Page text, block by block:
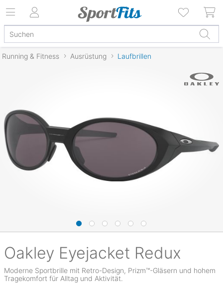
Running & Fitness Ausrüstung Laufbrillen
Oakley Eyejacket Redux
Moderne Sportbrille mit Retro-Design, Prizm™-Gläsern und hohem
Tragekomfort für Alltag und Aktivität.